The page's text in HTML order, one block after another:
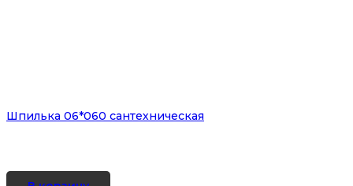
Шпилька 06*060 сантехническая